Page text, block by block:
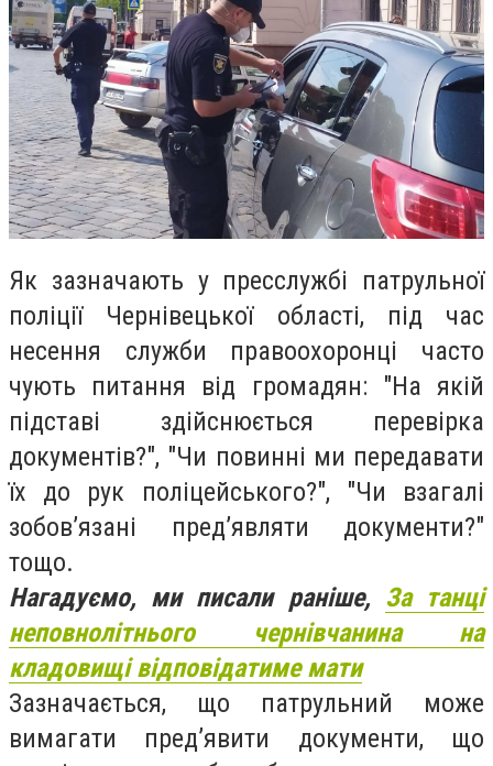
Як зазначають у пресслужбі патрульної
поліції Чернівецької області, під час
несення служби правоохоронці часто
чують питання від громадян: "На якій
підставі здійснюється перевірка
документів?", "Чи повинні ми передавати
їх до рук поліцейського?", "Чи взагалі
зобов’язані пред’являти документи?"
тощо.
Нагадуємо, ми писали раніше, За танці
неповнолітнього чернівчанина на
кладовищі відповідатиме мати
Зазначається, що патрульний може
вимагати пред’явити документи, що